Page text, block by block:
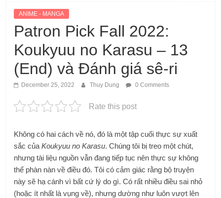
ANIME - MANGA
Patron Pick Fall 2022:
Koukyuu no Karasu – 13
(End) và Đánh giá sê-ri
December 25, 2022 Thuy Dung 0 Comments
Rate this post
Không có hai cách về nó, đó là một tập cuối thực sự xuất
sắc củaKoukyuu no Karasu. Chúng tôi bị treo một chút,
nhưng tài liệu nguồn vẫn đang tiếp tục nên thực sự không
thể phàn nàn về điều đó. Tôi có cảm giác rằng bộ truyện
này sẽ hạ cánh vì bất cứ lý do gì. Có rất nhiều điều sai nhỏ
(hoặc ít nhất là vụng về), nhưng dường như luôn vượt lên